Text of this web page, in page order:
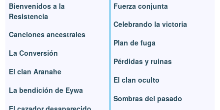
Bienvenidos a la
Resistencia
Canciones ancestrales
La Conversión
El clan Aranahe
La bendición de Eywa
Fuerza conjunta
Celebrando la victoria
Plan de fuga
Pérdidas y ruinas
El clan oculto
Sombras del pasado